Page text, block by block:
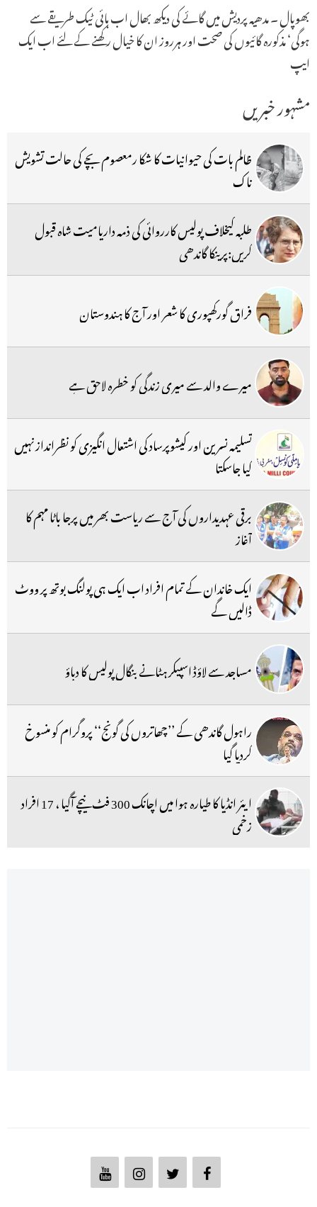
بھوپال ۔ مدھیہ پردیش میں گائے کی دیکھ بھال اب ہائی ٹیک طریقے سے
ہوگی‘ مذکورہ گائیوں کی صحت اور ہرروز ان کا خیال رکھنے کے لئے اب ایک
ایپ
مشہور خبریں
ظالم بات کی حیوانیات کا شکا رمعصوم بچے کی حالت تشویش
ناک
طلبہ کیخلاف پولیس کارروائی کی ذمہ داریامیت شاہ قبول
کریں:پرینکا گاندھی
فراق گورکھپوری کا شعر اور آج کا ہندوستان
میرے والد سے میری زندگی کو خطرہ لاحق ہے
تسلیمہ نسرین اور کیشوپرساد کی اشتعال انگیزی کو نظرانداز نہیں
کیا جاسکتا
برقی عہدیداروں کی آج سے ریاست بھر میں پرجا باٹا مہم کا
آغاز
ایک خاندان کے تمام افراد اب ایک ہی پولنگ بوتھ پر ووٹ
ڈالیں گے
مساجد سے لاؤڈ اسپیکر ہٹانے بنگال پولیس کا دباؤ
راہول گاندھی کے ’’چھاتروں کی گونج‘‘ پروگرام کو منسوخ
کردیا گیا
ایئر انڈیا کا طیارہ ہوا میں اچانک 300 فٹ نیچے آگیا ، 17 افراد
زخمی